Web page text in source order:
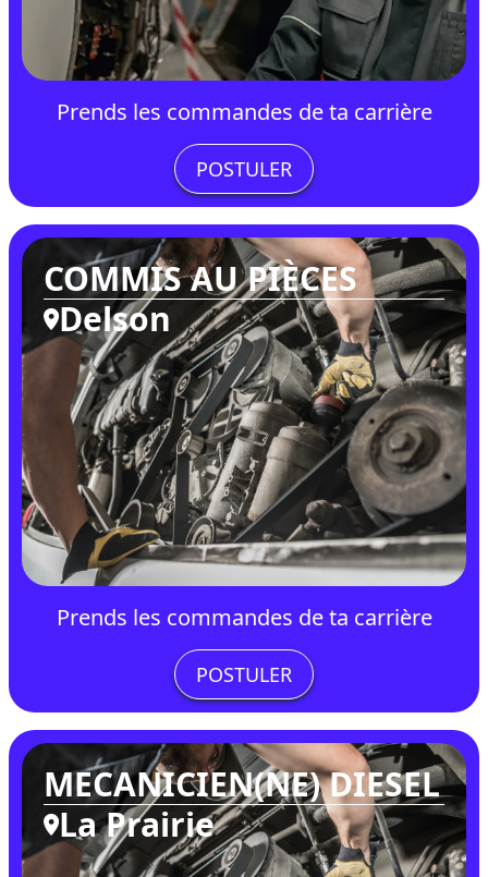
Prends les commandes de ta carrière
POSTULER
COMMIS AU PIÈCES
Delson
Prends les commandes de ta carrière
POSTULER
MECANICIEN(NE) DIESEL
La Prairie